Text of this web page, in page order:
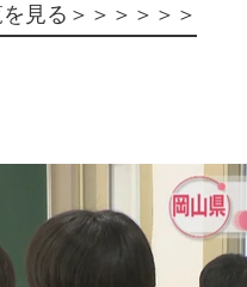
見る＞＞＞＞＞＞